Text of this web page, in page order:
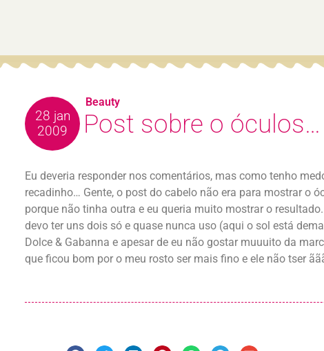
28 jan
2009
Post sobre o óculos…
Eu deveria responder nos comentários, mas como tenho
recadinho… Gente, o post do cabelo não era para mostrar o
porque não tinha outra e eu queria muito mostrar o
devo ter uns dois só e quase nunca uso (aqui o sol está
Dolce & Gabanna e apesar de eu não gostar muuuito da
que ficou bom por o meu rosto ser mais fino e ele não tser
Beauty